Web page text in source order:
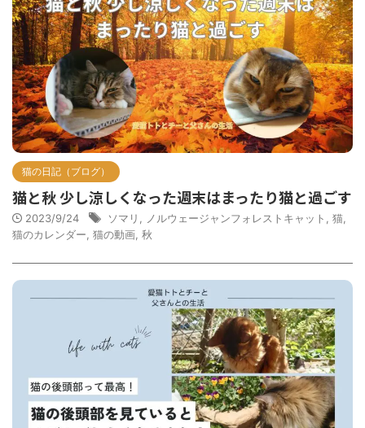
猫の日記（ブログ）
猫と秋 少し涼しくなった週末はまったり猫と過ごす
2023/9/24 ソマリ ノルウェージャンフォレストキャット 猫
猫のカレンダー 猫の動画 秋